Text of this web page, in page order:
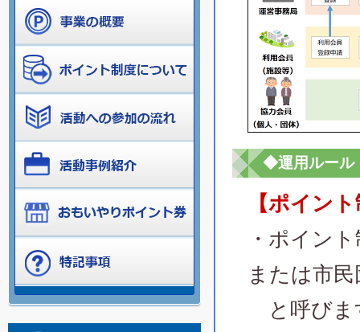
◆運用ルール
【ポイン
・ポイン
または市
と呼びま